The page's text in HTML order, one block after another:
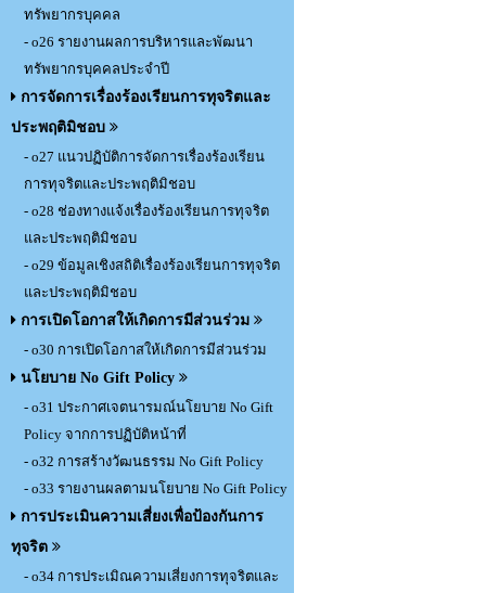
ทรัพยากรบุคคล
- o26 รายงานผลการบริหารและพัฒนา
ทรัพยากรบุคคลประจำปี
การจัดการเรื่องร้องเรียนการทุจริตและ
ประพฤติมิชอบ
- o27 แนวปฏิบัติการจัดการเรื่องร้องเรียน
การทุจริตและประพฤติมิชอบ
- o28 ช่องทางแจ้งเรื่องร้องเรียนการทุจริต
และประพฤติมิชอบ
- o29 ข้อมูลเชิงสถิติเรื่องร้องเรียนการทุจริต
และประพฤติมิชอบ
การเปิดโอกาสให้เกิดการมีส่วนร่วม
- o30 การเปิดโอกาสให้เกิดการมีส่วนร่วม
นโยบาย No Gift Policy
- o31 ประกาศเจตนารมณ์นโยบาย No Gift
Policy จากการปฏิบัติหน้าที่
- o32 การสร้างวัฒนธรรม No Gift Policy
- o33 รายงานผลตามนโยบาย No Gift Policy
การประเมินความเสี่ยงเพื่อป้องกันการ
ทุจริต
- o34 การประเมิณความเสี่ยงการทุจริตและ